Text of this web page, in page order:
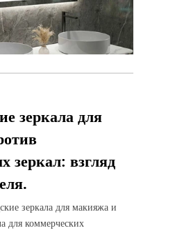
зеркала для
зеркал: взгляд
зеркала для макияжа и
для коммерческих